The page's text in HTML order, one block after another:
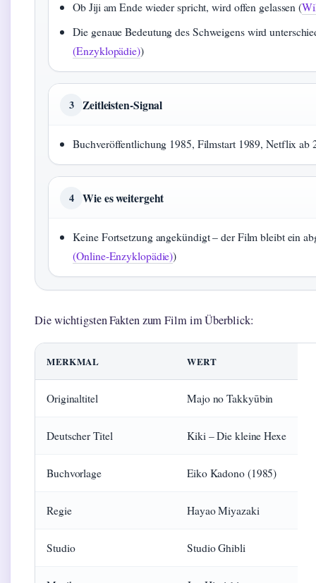
Ob Jiji am Ende wieder spricht, wird offen gelassen (
Die genaue Bedeutung des Schweigens wird
(Enzyklopädie))
3 Zeitleisten-Signal
Buchveröffentlichung 1985, Filmstart 1989, Netflix ab
4 Wie es weitergeht
Keine Fortsetzung angekündigt – der Film bleibt ein
(Online-Enzyklopädie))
Die wichtigsten Fakten zum Film im Überblick:
MERKMAL WERT
Originaltitel Majo no Takkyūbin
Deutscher Titel Kiki – Die kleine Hexe
Buchvorlage Eiko Kadono (1985)
Regie Hayao Miyazaki
Studio Studio Ghibli